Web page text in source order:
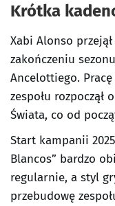
Krótka
Xabi Alonso
zakończeniu
Ancelottiego.
zespołu rozpoczął
Świata, co od
Start kampanii
Blancos” bardzo
regularnie, a styl
przebudowę